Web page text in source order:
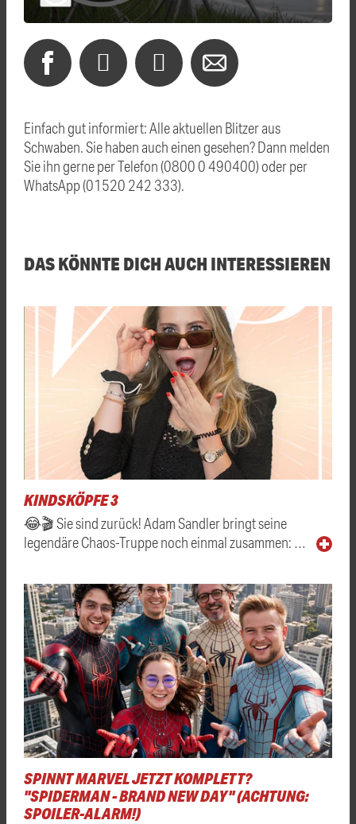
Einfach gut informiert: Alle aktuellen Blitzer aus
Schwaben. Sie haben auch einen gesehen? Dann melden
Sie ihn gerne per Telefon (0800 0 490400) oder per
WhatsApp (01520 242 333).
DAS KÖNNTE DICH AUCH INTERESSIEREN
KINDSKÖPFE 3
😂🎬 Sie sind zurück! Adam Sandler bringt seine
legendäre Chaos-Truppe noch einmal zusammen: …
SPINNT MARVEL JETZT KOMPLETT?
"SPIDERMAN - BRAND NEW DAY" (ACHTUNG:
SPOILER-ALARM!)